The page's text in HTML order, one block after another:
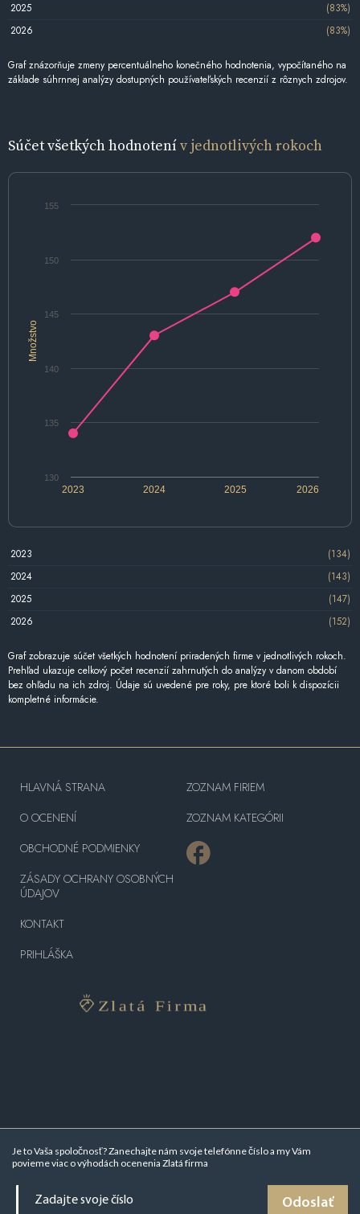
2025
(83%)
2026
(83%)
Graf znázorňuje zmeny percentuálneho konečného hodnotenia, vypočítaného na
základe súhrnnej analýzy dostupných používateľských recenzií z rôznych zdrojov.
Súčet všetkých hodnotenív jednotlivých rokoch
Množstvo
2024 2026
2023 2025
130
135
140
145
150
155
2023
(134)
2024
(143)
2025
(147)
2026
(152)
Graf zobrazuje súčet všetkých hodnotení priradených firme v jednotlivých rokoch.
Prehľad ukazuje celkový počet recenzií zahrnutých do analýzy v danom období
bez ohľadu na ich zdroj. Údaje sú uvedené pre roky, pre ktoré boli k dispozícii
kompletné informácie.
Je to Vaša spoločnosť? Zanechajte nám svoje telefónne číslo a my Vám
povieme viac ovýhodách ocenenia Zlatá firma
Odoslať
HLAVNÁ STRANA
O OCENENÍ
OBCHODNÉ PODMIENKY
ZÁSADY OCHRANY OSOBNÝCH
ÚDAJOV
KONTAKT
PRIHLÁŠKA
ZOZNAM FIRIEM
ZOZNAM KATEGÓRII